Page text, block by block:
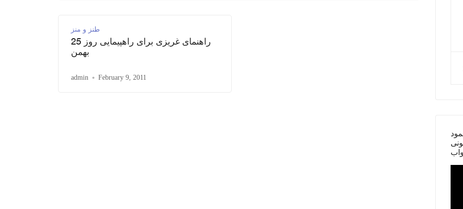
طنز و منز
راهنمای غریزی برای راهپیمایی روز 25
بهمن
admin February 9, 2011